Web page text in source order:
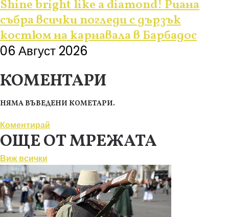
Shine bright like a diamond! Риана
събра всички погледи с дързък
костюм на карнавала в Барбадос
06 Август 2026
КОМЕНТАРИ
НЯМА ВЪВЕДЕНИ КОМЕТАРИ.
Коментирай
ОЩЕ ОТ МРЕЖАТА
Виж всички